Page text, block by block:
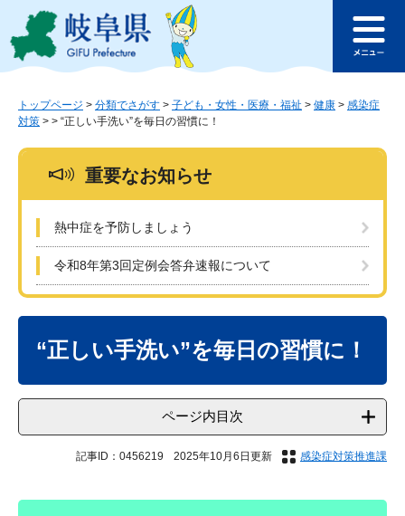
ジ
ュ
このページの本文へ
ュ
トップページ > 分類でさがす > 子ども・女性・医療・福祉 > 健康 > 感染症
対策 > > “正しい手洗い”を毎日の習慣に！
重要なお知らせ
熱中症を予防しましょう
令和8年第3回定例会答弁速報について
“正しい手洗い”を毎日の習慣に！
ページ内目次
記事ID：0456219 2025年10月6日更新 感染症対策推進課